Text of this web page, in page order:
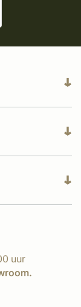
uur